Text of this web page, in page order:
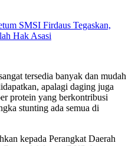
SMSI Firdaus Tegaskan,
Hak Asasi
tersedia banyak dan mudah
apalagi daging juga
protein yang berkontribusi
stunting ada semua di
kepada Perangkat Daerah